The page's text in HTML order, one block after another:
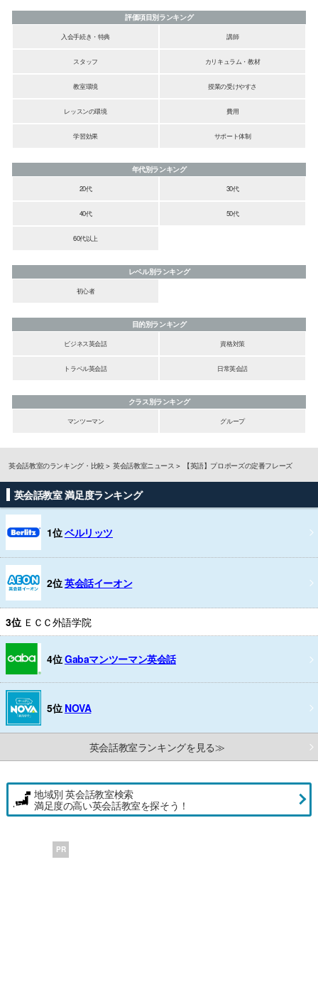
評価項目別ランキング
入会手続き・特典
講師
スタッフ カリキュラム・教材
教室環境 授業の受けやすさ
レッスンの環境 費用
学習効果 サポート体制
年代別ランキング
20代
30代
40代 50代
60代以上
レベル別ランキング
初心者
目的別ランキング
ビジネス英会話
資格対策
トラベル英会話 日常英会話
クラス別ランキング
マンツーマン
グループ
英会話教室のランキング・比較 英会話教室ニュース 【英語】プロポーズの定番フレーズ
英会話教室 満足度ランキング
1位ベルリッツ
2位英会話イーオン
3位 ＥＣＣ外語学院
4位Gabaマンツーマン英会話
5位 NOVA
英会話教室ランキングを見る≫
地域別 英会話教室検索
満足度の高い英会話教室を探そう！
PR